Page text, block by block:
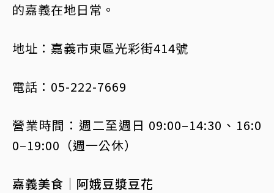
的嘉義在地日常。
地址：嘉義市東區光彩街414號
電話：05-222-7669
營業時間：週二至週日 09:00–14:30、16:0
0–19:00（週一公休）
嘉義美食｜阿娥豆漿豆花